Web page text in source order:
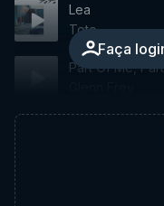
Faça
Lea
Toto
Part Of Me,